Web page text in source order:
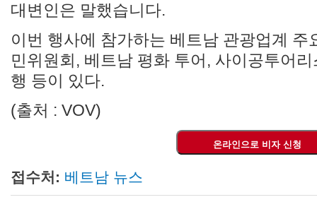
대변인은 말했습니다.
이번 행사에 참가하는 베트남 관광업계 주
민위원회, 베트남 평화 투어, 사이공투어
행 등이 있다.
(출처 : VOV)
접수처: 베트남 뉴스